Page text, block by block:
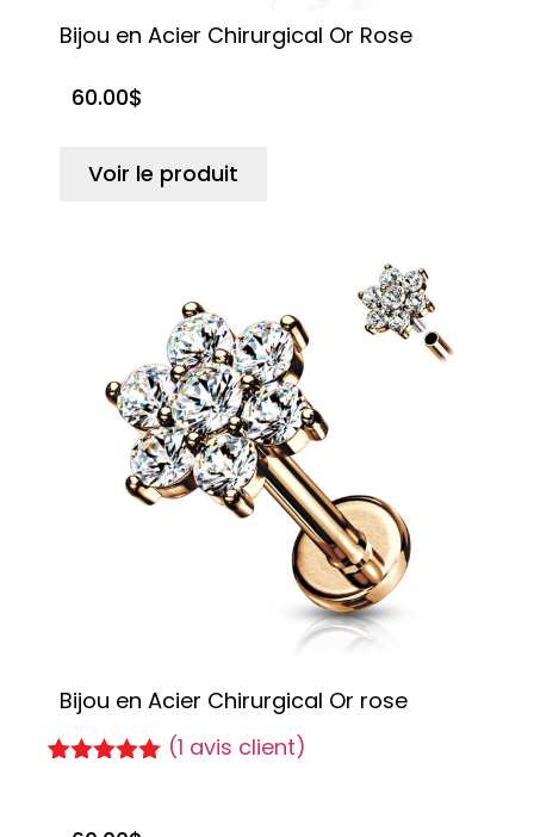
Bijou en Acier Chirurgical Or Rose
60.00$
Voir le produit
Bijou en Acier Chirurgical Or rose
(1 avis client)